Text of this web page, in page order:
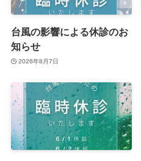
台風の影響による休診のお
知らせ
2026年8月7日